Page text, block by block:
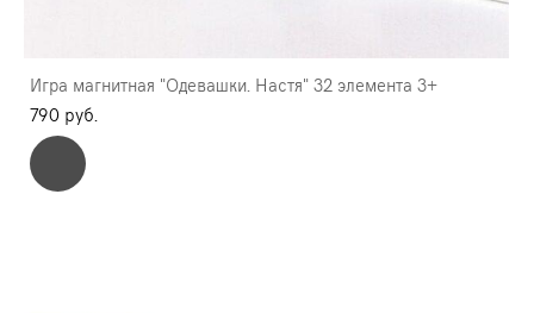
Игра магнитная "Одевашки. Настя" 32 элемента 3+
790 pуб.